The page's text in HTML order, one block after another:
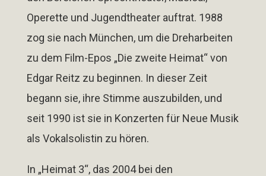
Operette und Jugendtheater auftrat. 1988
zog sie nach München, um die Dreharbeiten
zu dem Film-Epos „Die zweite Heimat“von
Edgar Reitz zu beginnen. In dieser Zeit
begann sie, ihre Stimme auszubilden, und
seit 1990 ist sie in Konzerten für Neue Musik
als Vokalsolistin zu hören.
In „Heimat 3“, das 2004 bei den